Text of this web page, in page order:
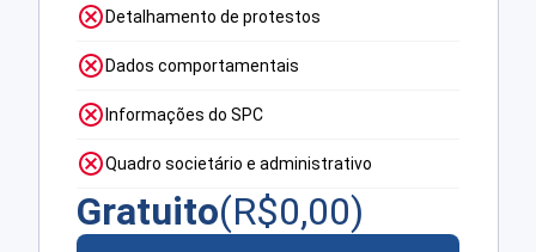
Detalhamento de protestos
Dados comportamentais
Informações do SPC
Quadro societário e administrativo
Gratuito(R$0,00)